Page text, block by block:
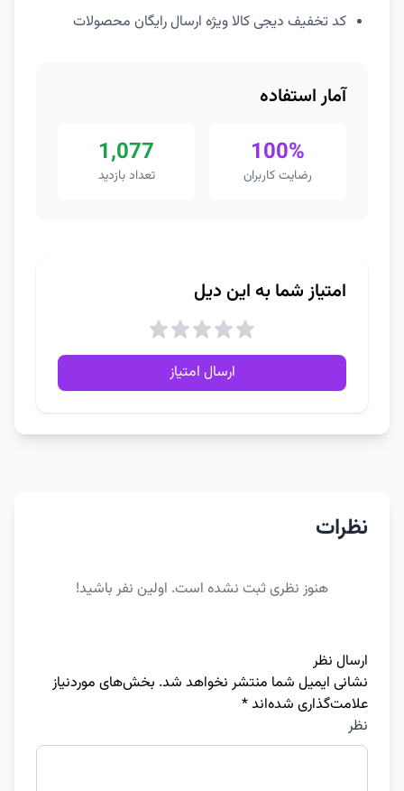
کد تخفیف دیجی کالا ویژه ارسال رایگان محصولات
آمار استفاده
100%
رضایت کاربران
1,077
تعداد بازدید
امتیاز شما به این دیل
ارسال امتیاز
نظرات
هنوز نظری ثبت نشده است. اولین نفر باشید!
ارسال نظر
نشانی ایمیل شما منتشر نخواهد شد. بخش‌های موردنیاز
علامت‌گذاری شده‌اند*
نظر